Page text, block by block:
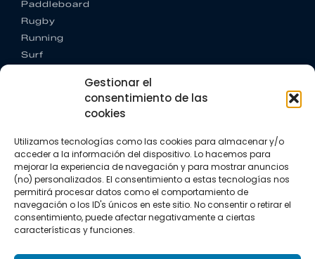
Gestionar el
consentimiento de las
cookies
Utilizamos tecnologías como las cookies para almacenar y/o
acceder a la información del dispositivo. Lo hacemos para
mejorar la experiencia de navegación y para mostrar anuncios
(no) personalizados. El consentimiento a estas tecnologías nos
permitirá procesar datos como el comportamiento de
navegación o los ID's únicos en este sitio. No consentir o retirar el
consentimiento, puede afectar negativamente a ciertas
características y funciones.
Paddleboard
Rugby
Running
Surf
CONTACTO
+34 662 342 177
info@vkssport.com
SÍGUENOS